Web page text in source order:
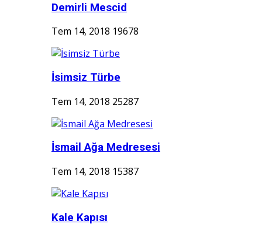
Demirli Mescid
Tem 14, 2018 19678
İsimsiz Türbe
Tem 14, 2018 25287
İsmail Ağa Medresesi
Tem 14, 2018 15387
Kale Kapısı